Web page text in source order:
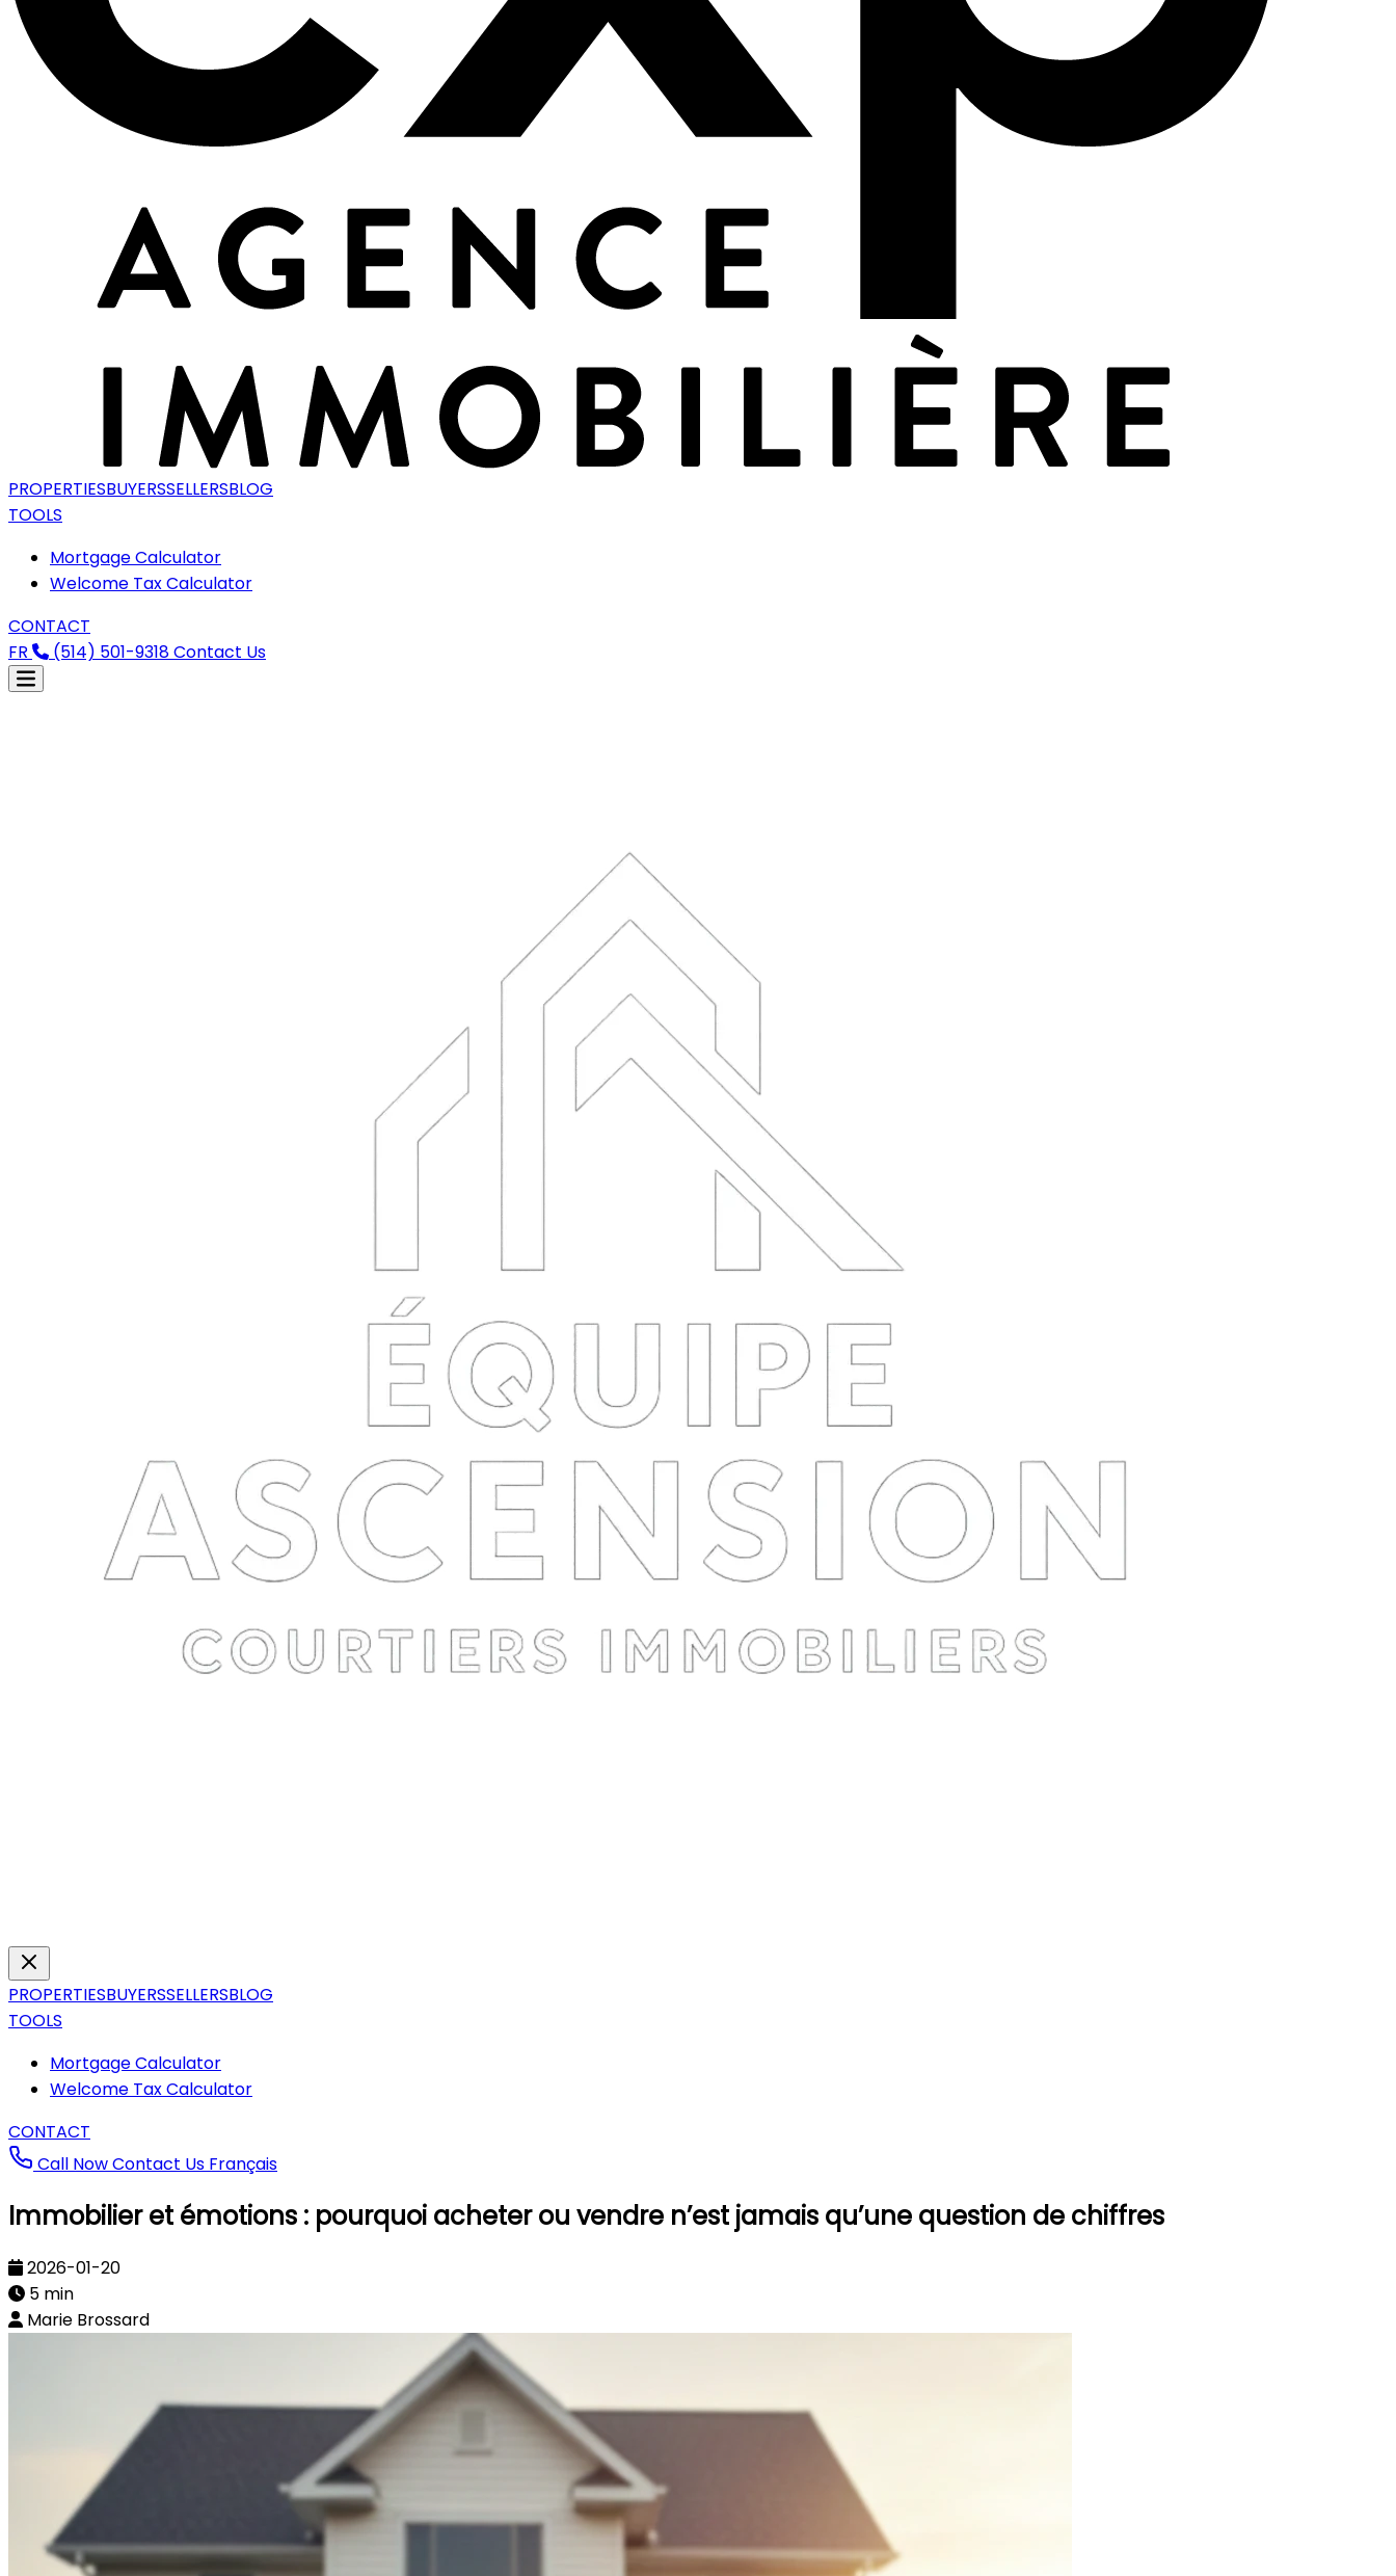
PROPERTIESBUYERSSELLERSBLOG
TOOLS
Mortgage Calculator
Welcome Tax Calculator
CONTACT
FR
(514) 501-9318Contact Us
PROPERTIESBUYERSSELLERSBLOG
TOOLS
Mortgage Calculator
Welcome Tax Calculator
CONTACT
Call NowContact Us Français
Immobilier et émotions : pourquoi acheter ou vendre n’est jamais qu’une question de chiffres
2026-01-20
5 min
Marie Brossard